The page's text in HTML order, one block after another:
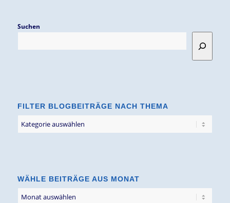
Suchen
FILTER BLOGBEITRÄGE NACH THEMA
Blogbeiträge
WÄHLE BEITRÄGE AUS MONAT